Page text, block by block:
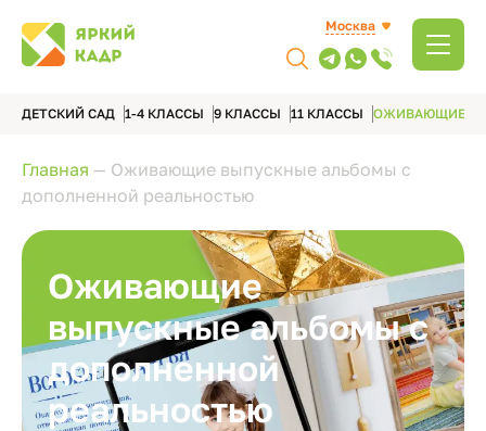
Москва
ДЕТСКИЙ САД 1-4 КЛАССЫ 9 КЛАССЫ 11 КЛАССЫ ОЖИВАЮЩИЕ
Главная — Оживающие выпускные альбомы с
дополненной реальностью
Оживающие
выпускные альбомы с
дополненной
реальностью